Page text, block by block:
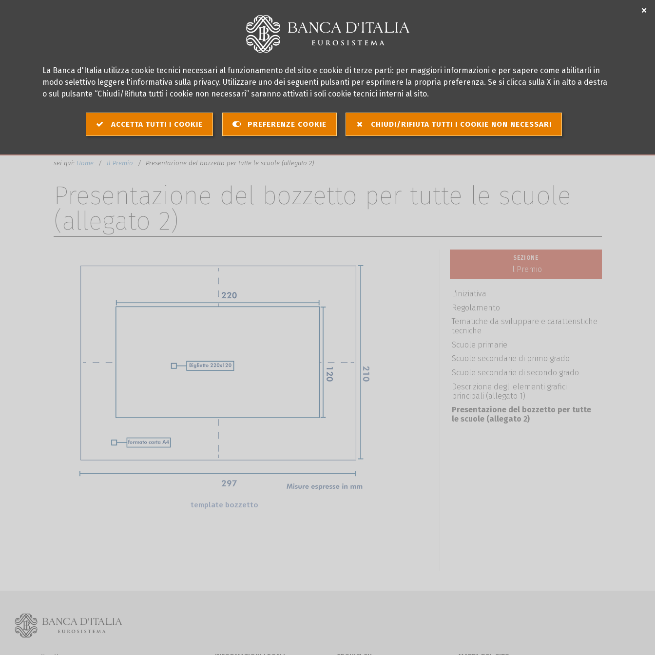
premio per 2025
sei qui: Home Il Premio Presentazione del bozzetto per tutte le scuole (allegato 2)
Presentazione del bozzetto per tutte le scuole
(allegato 2)
template bozzetto
SEZIONE
Il Premio
L'iniziativa
Regolamento
Tematiche da sviluppare e caratteristiche
tecniche
Scuole primarie
Scuole secondarie di primo grado
Scuole secondarie di secondo grado
Descrizione degli elementi grafici
principali (allegato 1)
Presentazione del bozzetto per tutte
le scuole (allegato 2)
✕
La Banca d'Italia utilizza cookie tecnici necessari al funzionamento del sito e cookie di terze parti: per maggiori informazioni e per sapere come abilitarli in
modo selettivo leggere l'informativa sulla privacy. Utilizzare uno dei seguenti pulsanti per esprimere la propria preferenza. Se si clicca sulla X in alto a destra
o sul pulsante “Chiudi/Rifiuta tutti i cookie non necessari” saranno attivati i soli cookie tecnici interni al sito.
ACCETTA TUTTI I COOKIE PREFERENZE COOKIE CHIUDI/RIFIUTA TUTTI I COOKIE NON NECESSARI